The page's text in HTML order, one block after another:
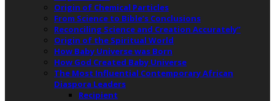
Origin of Chemical Particles
From Science to Bible’s Conclusions
Reconciling Science and Creation Accurately”
Origin of the Spiritual World
How Baby Universe was Born
How God Created Baby Universe
The Most Influential Contemporary African
Diaspora Leaders
Recipient